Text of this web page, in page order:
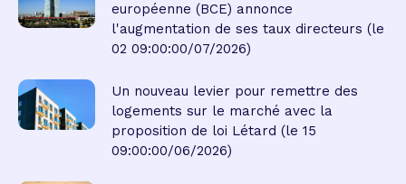
européenne (BCE) annonce
l'augmentation de ses taux directeurs (le
02 09:00:00/07/2026)
Un nouveau levier pour remettre des
logements sur le marché avec la
proposition de loi Létard (le 15
09:00:00/06/2026)